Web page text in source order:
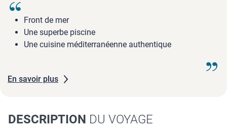
Front de mer
Une superbe piscine
Une cuisine méditerranéenne authentique
En savoir plus
DESCRIPTION DU VOYAGE